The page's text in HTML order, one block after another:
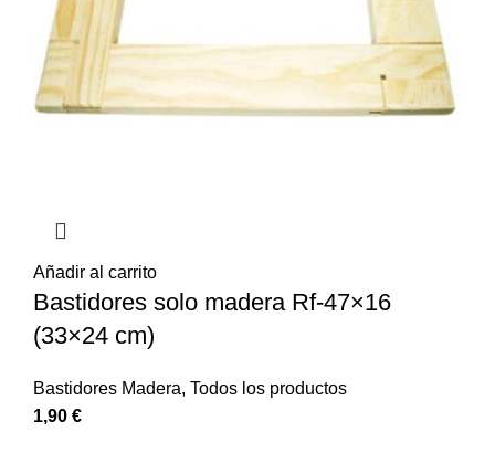
Añadir al carrito
Bastidores solo madera Rf-47×16
(33×24 cm)
Bastidores Madera, Todos los productos
1,90 €